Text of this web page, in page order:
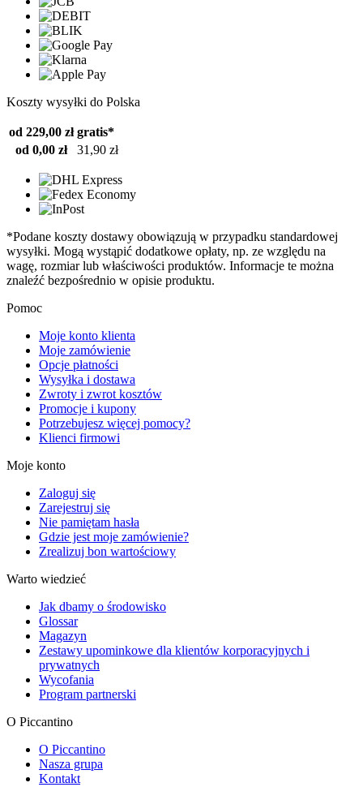
Koszty wysyłki do Polska
od 229,00 zł gratis*
od 0,00 zł
31,90 zł
*Podane koszty dostawy obowiązują w przypadku standardowej
wysyłki. Mogą wystąpić dodatkowe opłaty, np. ze względu na
wagę, rozmiar lub właściwości produktów. Informacje te można
znaleźć bezpośrednio w opisie produktu.
Pomoc
Moje konto klienta
Moje zamówienie
Opcje płatności
Wysyłka i dostawa
Zwroty i zwrot kosztów
Promocje i kupony
Potrzebujesz więcej pomocy?
Klienci firmowi
Moje konto
Zaloguj się
Zarejestruj się
Nie pamiętam hasła
Gdzie jest moje zamówienie?
Zrealizuj bon wartościowy
Warto wiedzieć
Jak dbamy o środowisko
Glossar
Magazyn
Zestawy upominkowe dla klientów korporacyjnych i
prywatnych
Wycofania
Program partnerski
O Piccantino
O Piccantino
Nasza grupa
Kontakt